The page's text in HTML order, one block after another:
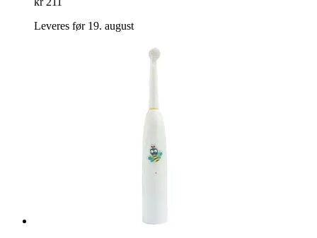
Leveres før 19. august